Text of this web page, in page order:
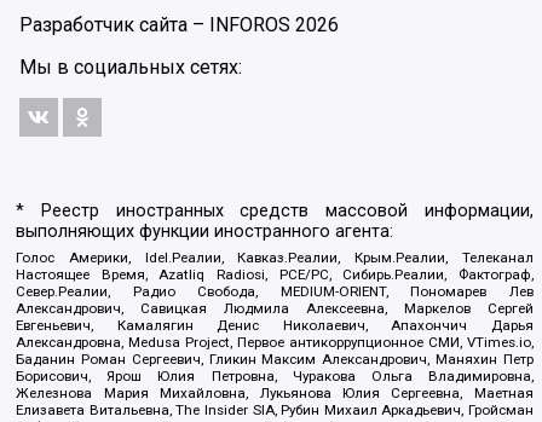
Разработчик сайта – INFOROS 2026
Мы в социальных сетях:
* Реестр иностранных средств массовой информации,
выполняющих функции иностранного агента:
Голос Америки, Idel.Реалии, Кавказ.Реалии, Крым.Реалии, Телеканал
Настоящее Время, Azatliq Radiosi, PCE/PC, Сибирь.Реалии, Фактограф,
Север.Реалии, Радио Свобода, MEDIUM-ORIENT, Пономарев Лев
Александрович, Савицкая Людмила Алексеевна, Маркелов Сергей
Евгеньевич, Камалягин Денис Николаевич, Апахончич Дарья
Александровна, Medusa Project, Первое антикоррупционное СМИ, VTimes.io,
Баданин Роман Сергеевич, Гликин Максим Александрович, Маняхин Петр
Борисович, Ярош Юлия Петровна, Чуракова Ольга Владимировна,
Железнова Мария Михайловна, Лукьянова Юлия Сергеевна, Маетная
Елизавета Витальевна, The Insider SIA, Рубин Михаил Аркадьевич, Гройсман